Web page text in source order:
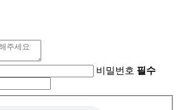
비밀번호 필수